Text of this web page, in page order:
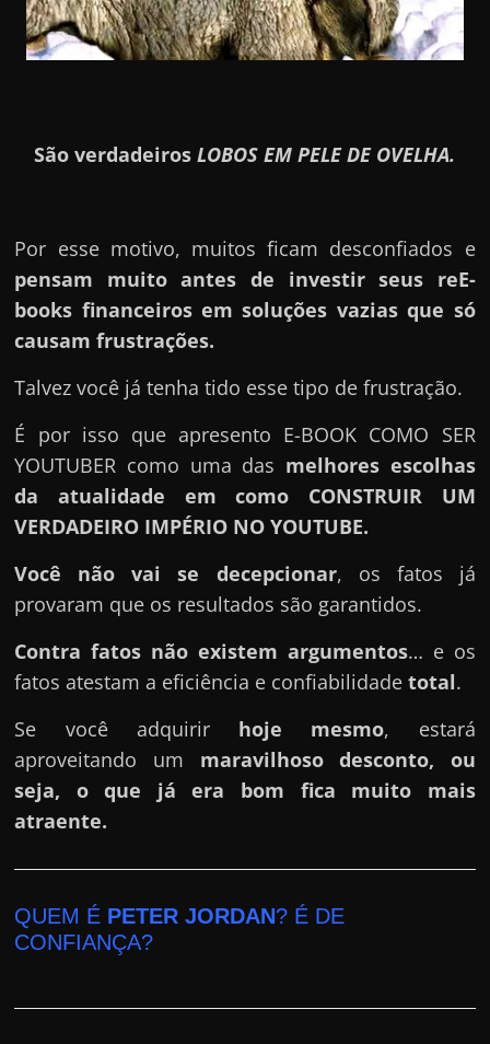
São verdadeirosLOBOS EM PELE DE OVELHA.
Por esse motivo, muitos ficam desconfiados e
pensam muito antes de investir seus reE-
books financeiros em soluções vazias que só
causam frustrações.
Talvez você já tenha tido esse tipo de frustração.
É por isso que apresento E-BOOK COMO SER
YOUTUBER como uma das melhores escolhas
da atualidade em como CONSTRUIR UM
VERDADEIRO IMPÉRIO NO YOUTUBE.
Você não vai se decepcionar, os fatos já
provaram que os resultados são garantidos.
Contra fatos não existem argumentos… e os
fatos atestam a eficiência e confiabilidadetotal.
Se você adquirir hoje mesmo, estará
aproveitando um maravilhoso desconto, ou
seja, o que já era bom fica muito mais
atraente.
QUEM É PETER JORDAN? É DE
CONFIANÇA?